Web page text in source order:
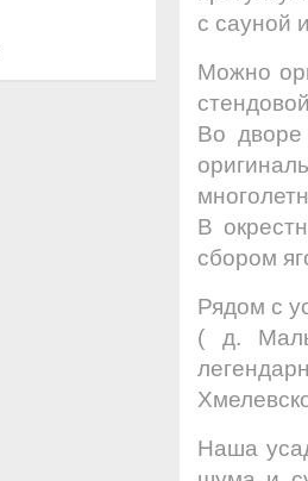
с сауной
Можно
Во дворе
В
сбором
Рядом с
( д.
Наша